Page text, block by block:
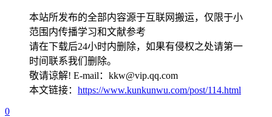
本站所发布的全部内容源于互联网搬运，仅限于小
范围内传播学习和文献参考
请在下载后24小时内删除，如果有侵权之处请第一
时间联系我们删除。
敬请谅解! E-mail：kkw@vip.qq.com
本文链接： https://www.kunkunwu.com/post/114.html
0